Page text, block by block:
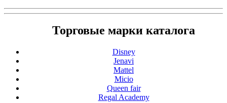
Торговые марки каталога
Disney
Jenavi
Mattel
Micio
Queen fair
Regal Academy